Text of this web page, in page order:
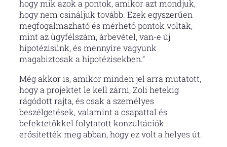
hogy mik azok a pontok, amikor azt mondjuk,
hogy nem csináljuk tovább. Ezek egyszerűen
megfogalmazható és mérhető pontok voltak,
mint az ügyfélszám, árbevétel, van-e új
hipotézisünk, és mennyire vagyunk
magabiztosak a hipotézisekben.”
Még akkor is, amikor minden jel arra mutatott,
hogy a projektet le kell zárni, Zoli hetekig
rágódott rajta, és csak a személyes
beszélgetések, valamint a csapattal és
befektetőkkel folytatott konzultációk
erősítették meg abban, hogy ez volt a helyes út.